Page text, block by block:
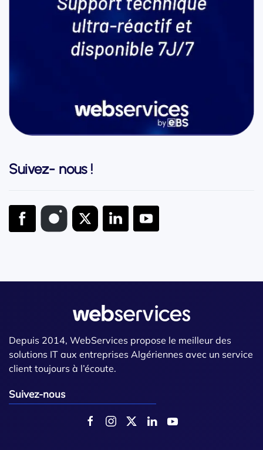
Suivez- nous !
Depuis 2014, WebServices propose le meilleur des
solutions IT aux entreprises Algériennes avec un service
client toujours à l’écoute.
Suivez-nous